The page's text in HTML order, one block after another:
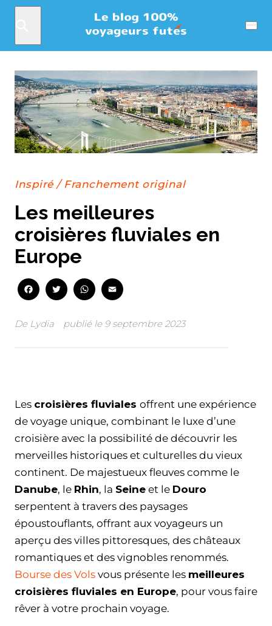
Menu
Inspiré/Franchement original
Les meilleures
croisières fluviales en
Europe
FacebookTwitterWhatsApp
De Lydia publié le 9 septembre 2023
Les croisières fluviales offrent une expérience
de voyage unique, combinant le luxe d’une
croisière avec la possibilité de découvrir les
merveilles historiques et culturelles du vieux
continent. De majestueux fleuves comme le
Danube, le Rhin, la Seine et le Douro
serpentent à travers des paysages
époustouflants, offrant aux voyageurs un
aperçu des villes pittoresques, des châteaux
romantiques et des vignobles renommés.
Bourse des Vols vous présente les meilleures
croisières fluviales en Europe, pour vous faire
rêver à votre prochain voyage.